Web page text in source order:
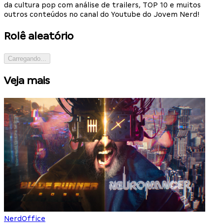
da cultura pop com análise de trailers, TOP 10 e muitos
outros conteúdos no canal do Youtube do Jovem Nerd!
Rolê aleatório
Carregando...
Veja mais
NerdOffice